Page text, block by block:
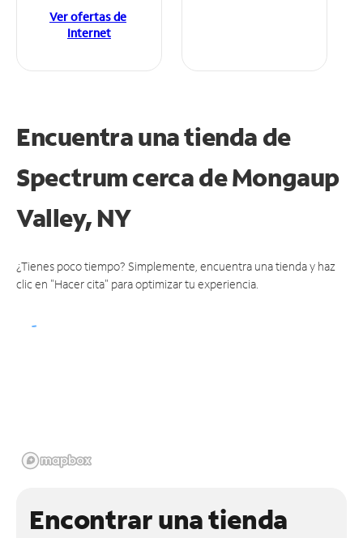
Ver ofertas de
Internet
Encuentra una tienda de
Spectrumcerca de Mongaup
Valley, NY
¿Tienes poco tiempo? Simplemente, encuentra una tienda y haz
clic en "Hacer cita" para optimizar tu experiencia.
Encontrar una tienda